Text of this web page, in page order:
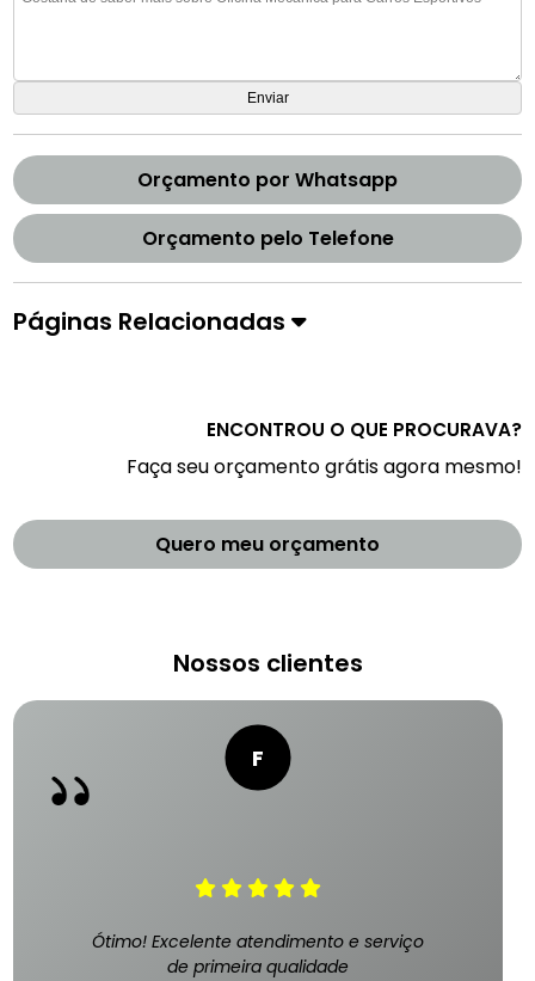
Orçamento por Whatsapp
Orçamento pelo Telefone
Páginas Relacionadas
ENCONTROU O QUE PROCURAVA?
Faça seu orçamento grátis agora mesmo!
Quero meu orçamento
Nossos clientes
Ótimo! Excelente atendimento e serviço
de primeira qualidade